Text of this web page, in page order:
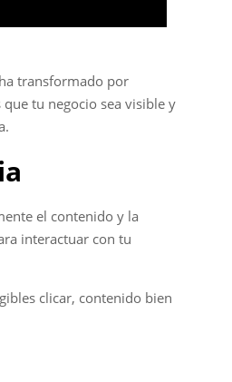
transformado por
tu negocio sea visible y
el contenido y la
interactuar con tu
clicar, contenido bien